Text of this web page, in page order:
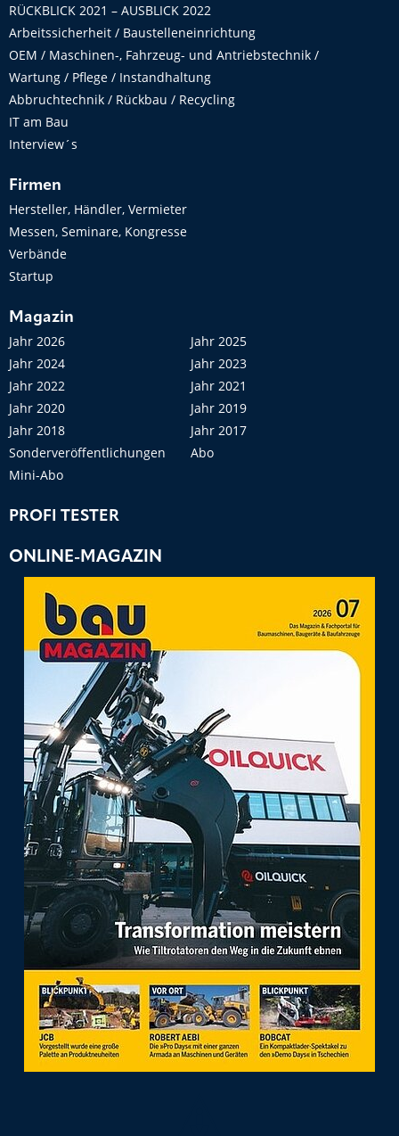
RÜCKBLICK 2021 – AUSBLICK 2022
Arbeitssicherheit / Baustelleneinrichtung
OEM / Maschinen-, Fahrzeug- und Antriebstechnik /
Wartung / Pflege / Instandhaltung
Abbruchtechnik / Rückbau / Recycling
IT am Bau
Interview´s
Firmen
Hersteller, Händler, Vermieter
Messen, Seminare, Kongresse
Verbände
Startup
Magazin
Jahr 2026
Jahr 2025
Jahr 2024
Jahr 2023
Jahr 2022
Jahr 2021
Jahr 2020
Jahr 2019
Jahr 2018
Jahr 2017
Sonderveröffentlichungen
Abo
Mini-Abo
PROFI TESTER
ONLINE-MAGAZIN